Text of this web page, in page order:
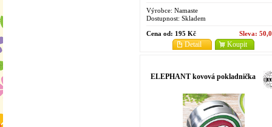
Výrobce: Namaste
Dostupnost: Skladem
Cena od: 195 Kč Sleva:
Koupit
Detail
ELEPHANT kovová pokladnička